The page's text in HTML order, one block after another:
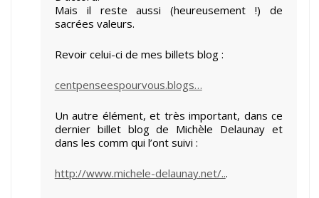
Mais il reste aussi (heureusement !) de
sacrées valeurs.
Revoir celui-ci de mes billets blog :
centpenseespourvous.blogs…
Un autre élément, et très important, dans ce
dernier billet blog de Michèle Delaunay et
dans les comm qui l’ont suivi :
http://www.michele-delaunay.net/...